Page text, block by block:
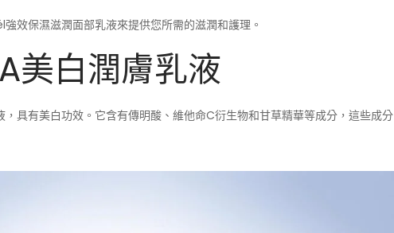
效保濕滋潤面部乳液來提供您所需的滋潤和護理。
美白潤膚乳液
，具有美白功效。它含有傳明酸、維他命C衍生物和甘草精華等成分，這些成分